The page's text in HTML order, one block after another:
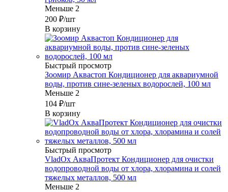
Меньше 2
200 ₽/шт
В корзину
Быстрый просмотр
Зоомир Аквастоп Кондиционер для аквариумной
воды, против сине-зеленых водорослей, 100 мл
Меньше 2
104 ₽/шт
В корзину
Быстрый просмотр
VladOx АкваПротект Кондиционер для очистки
водопроводной воды от хлора, хлорамина и солей
тяжелых металлов, 500 мл
Меньше 2